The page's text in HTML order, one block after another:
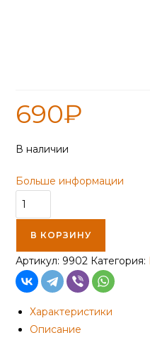
690₽
В наличии
Больше информации
Количество
товара
Смесь
кладочная
ТЕРРАКОТ
жаростойкая
В КОРЗИНУ
Артикул: 9902 Категория:
Характеристики
Описание